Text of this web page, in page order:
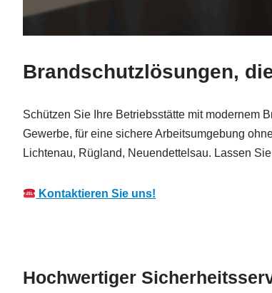
Brandschutzlösungen,
Schützen Sie Ihre Betriebsstätte mit modernem
Gewerbe, für eine sichere Arbeitsumgebung
Lichtenau, Rügland, Neuendettelsau. Lassen
Kontaktieren Sie uns!
Hochwertiger